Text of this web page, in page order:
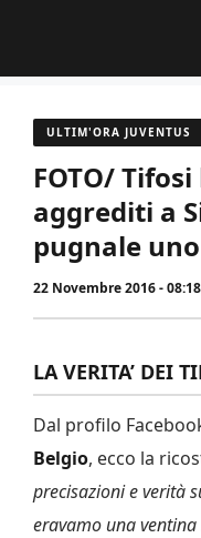
contenuto
ULTIM'ORA JUVENTUS
FOTO/
aggrediti a
pugnale
22 Novembre 2016 - 08:18
LA VERITA’ DEI
Dal profilo
Belgio, ecco la
precisazioni e verità
eravamo una